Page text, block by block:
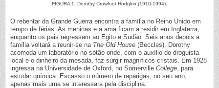
FIGURA 1. Dorothy Crowfoot Hodgkin (1910-1994).
O rebentar da Grande Guerra encontra a família no Reino Unido em
tempo de férias. As meninas e a ama ficam a residir em Inglaterra,
enquanto os pais regressam ao Egito e Sudão. Seis anos depois a
família voltará a reunir-se na The Old House (Beccles). Dorothy
acomoda um laboratório no sótão onde, com o auxílio do droguista
local e o dinheiro da mesada, faz surgir magníficos cristais. Em 1928
ingressa na Universidade de Oxford, no Somerville College , para
estudar química. Escasso o número de raparigas; no seu ano,
apenas mais uma se interessara pela disciplina.